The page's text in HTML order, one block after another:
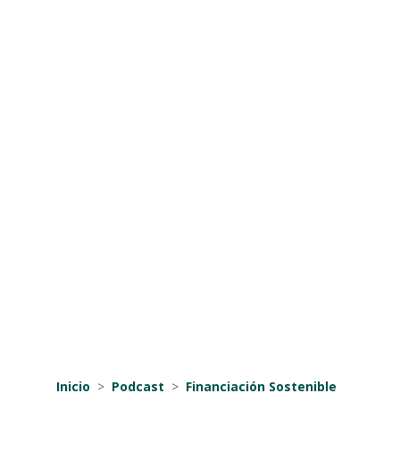
Inicio > Podcast > Financiación Sostenible